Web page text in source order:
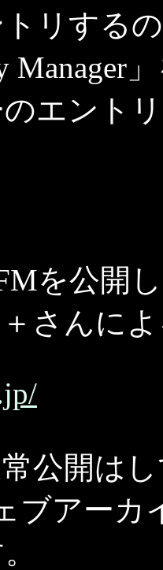
トリする
Manager
エント
を公開
さんに
公開は
ブアー